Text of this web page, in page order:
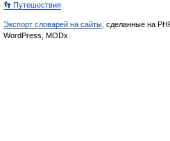
👣 Путешествия
Экспорт словарей на сайты , сделанные на
WordPress, MODx.